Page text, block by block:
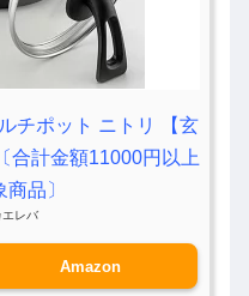
チポット ニトリ 【玄
合計金額11000円以上
品〕
エレバ
Amazon